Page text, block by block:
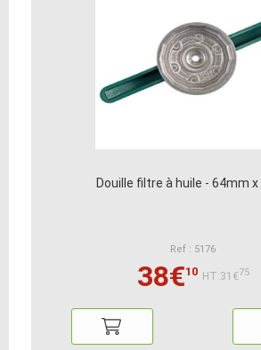
Douille filtre à huile - 64mm x
Ref : 5176
38€10 HT:31€75